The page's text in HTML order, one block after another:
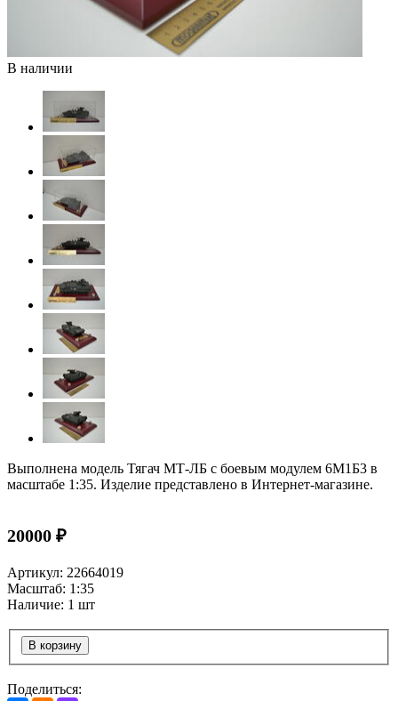
В наличии
Выполнена модель Тягач МТ-ЛБ с боевым модулем 6М1Б3 в
масштабе 1:35. Изделие представлено в Интернет-магазине.
20000 ₽
Артикул: 22664019
Масштаб: 1:35
Наличие: 1 шт
В корзину
Поделиться: